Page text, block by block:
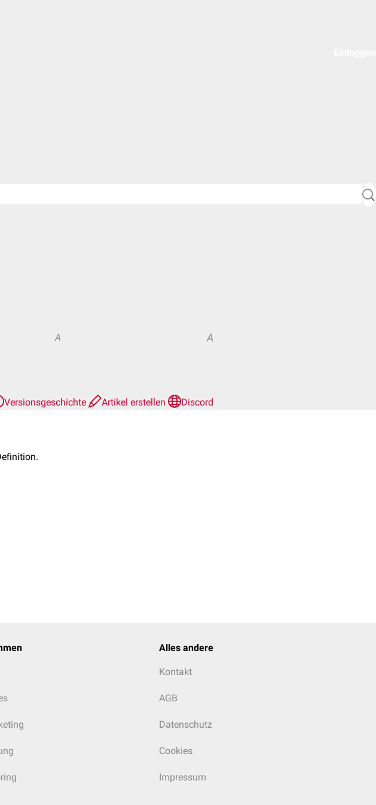
A A
Versionsgeschichte Artikel erstellen Discord
Alles andere
Kontakt
AGB
Datenschutz
Cookies
Impressum